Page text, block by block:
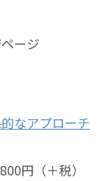
ージ
なアプローチ
円（＋税）